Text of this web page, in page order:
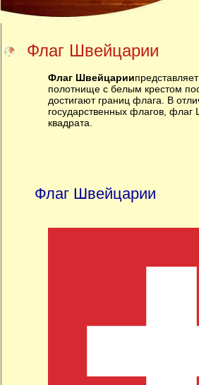
Флаг Швейцарии
Флаг Швейцарии
полотнище с белым крестом
достигают границ флага. В
государственных флагов,
квадрата.
Флаг Швейцарии